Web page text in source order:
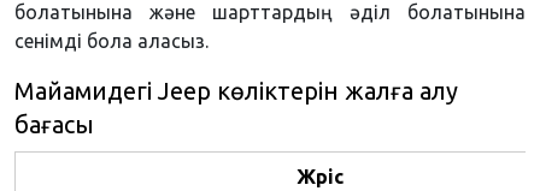
болатынына және шарттардың әділ болатынына
сенімді бола аласыз.
Майамидегі Jeep көліктерін жалға алу
бағасы
Жүріс